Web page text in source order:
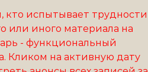
кто испытывает трудности
или иного материала на
- функциональный
Кликом на активную дату